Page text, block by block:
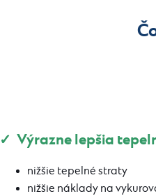
✓ Výrazne lepšia
nižšie tepelné straty
nižšie náklady na